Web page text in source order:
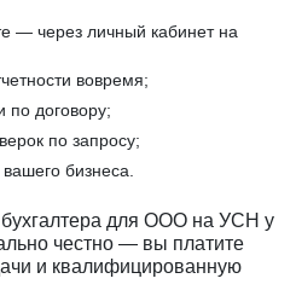
— через личный кабинет на
вовремя;
по договору;
по запросу;
бизнеса.
бухгалтера для ООО на УСН у
честно — вы платите
и квалифицированную